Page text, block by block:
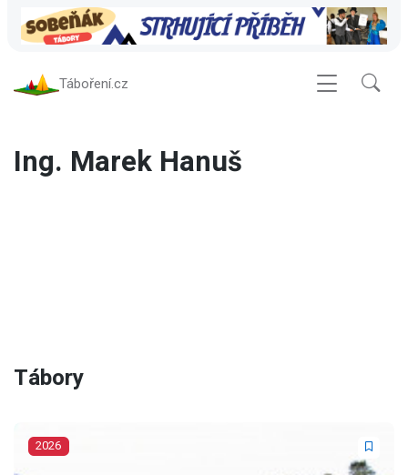
Táboření.cz
Ing. Marek Hanuš
Tábory
2026